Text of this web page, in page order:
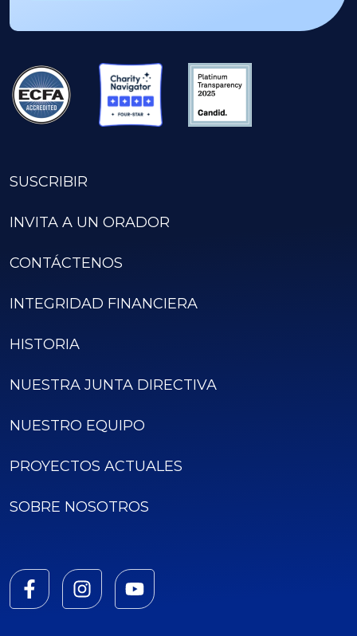
SUSCRIBIR
INVITA A UN ORADOR
CONTÁCTENOS
INTEGRIDAD FINANCIERA
HISTORIA
NUESTRA JUNTA DIRECTIVA
NUESTRO EQUIPO
PROYECTOS ACTUALES
SOBRE NOSOTROS